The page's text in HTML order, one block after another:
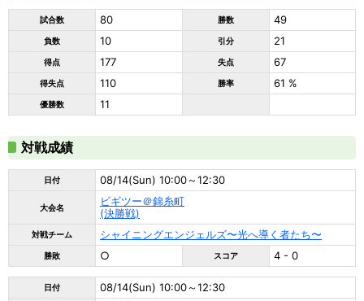
試合数 80 勝数 49
負数 10 引分 21
得点 177 失点 67
得失点 110 勝率 61 %
優勝数 11
対戦成績
日付 08/14(Sun) 10:00～12:30
大会名
ビギツー＠錦糸町
(決勝戦)
対戦チーム シャイニングエンジェルズ〜光へ導く者たち〜
勝敗 ○ スコア 4 - 0
日付 08/14(Sun) 10:00～12:30